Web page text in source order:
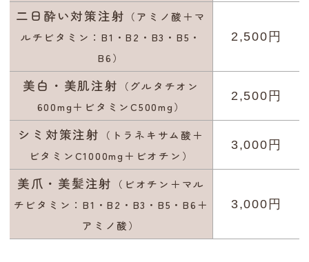
二日酔い対策注射 （アミノ酸＋マ
ルチビタミン：B1・B2・B3・B5・
B6）
2,500円
美白・美肌注射
（グルタチオン
600mg＋ビタミンC500mg）
2,500円
シミ対策注射
（トラネキサム酸＋
ビタミンC1000mg＋ビオチン）
3,000円
美爪・美髪注射
（ビオチン＋マル
チビタミン：B1・B2・B3・B5・B6＋
アミノ酸）
3,000円